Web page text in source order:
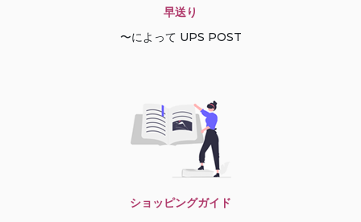
早送り
〜によって UPS POST
ショッピングガイド